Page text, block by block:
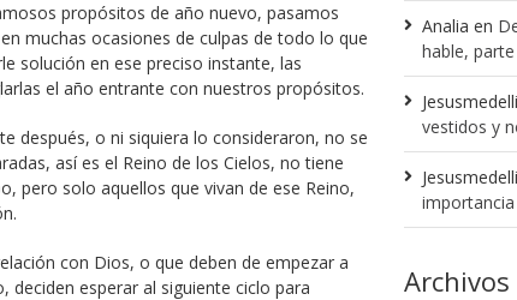
propósitos de año nuevo, pasamos
muchas ocasiones de culpas de todo lo que
solución en ese preciso instante, las
el año entrante con nuestros propósitos.
después, o ni siquiera lo consideraron, no se
así es el Reino de los Cielos, no tiene
pero solo aquellos que vivan de ese Reino,
con Dios, o que deben de empezar a
deciden esperar al siguiente ciclo para
Analia en
hable, parte
vestidos y
Archivos